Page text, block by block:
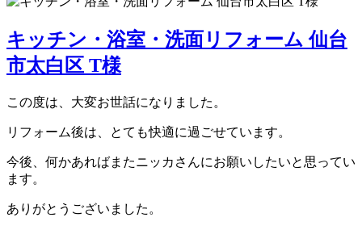
キッチン・浴室・洗面リフォーム 仙台
市太白区 T様
この度は、大変お世話になりました。
リフォーム後は、とても快適に過ごせています。
今後、何かあればまたニッカさんにお願いしたいと思ってい
ます。
ありがとうございました。